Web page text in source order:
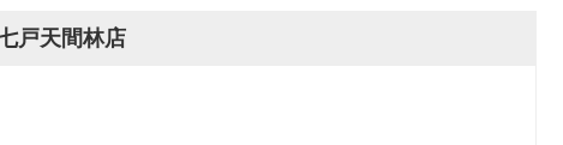
戸天間林店